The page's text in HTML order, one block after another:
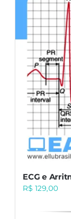
ECG e
R$ 129,00